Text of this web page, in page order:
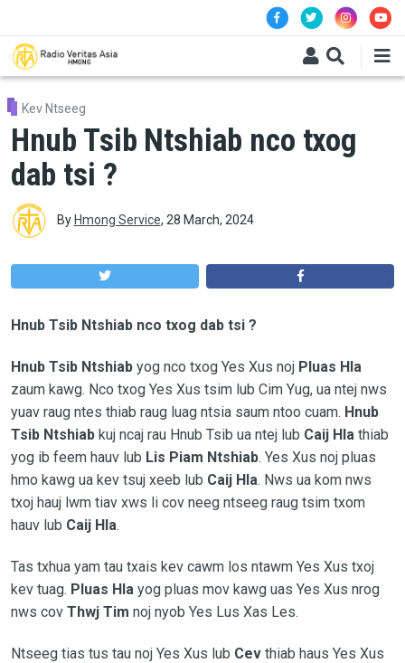
Kev Ntseeg
Hnub Tsib Ntshiab nco txog
dab tsi ?
By Hmong Service, 28 March, 2024
Hnub Tsib Ntshiab nco txog dab tsi ?
Hnub Tsib Ntshiabyog nco txog Yes Xus noj Pluas Hla
zaum kawg. Nco txog Yes Xus tsim lub Cim Yug, ua ntej nws
yuav raug ntes thiab raug luag ntsia saum ntoo cuam. Hnub
Tsib Ntshiabkuj ncaj rau Hnub Tsib ua ntej lub Caij Hlathiab
yog ib feem hauv lub Lis Piam Ntshiab. Yes Xus noj pluas
hmo kawg ua kev tsuj xeeb lub Caij Hla. Nws ua kom nws
txoj hauj lwm tiav xws li cov neeg ntseeg raug tsim txom
hauv lub Caij Hla.
Tas txhua yam tau txais kev cawm los ntawm Yes Xus txoj
kev tuag. Pluas Hlayog pluas mov kawg uas Yes Xus nrog
nws cov Thwj Tim noj nyob Yes Lus Xas Les.
Ntseeg tias tus tau noj Yes Xus lub Cevthiab haus Yes Xus